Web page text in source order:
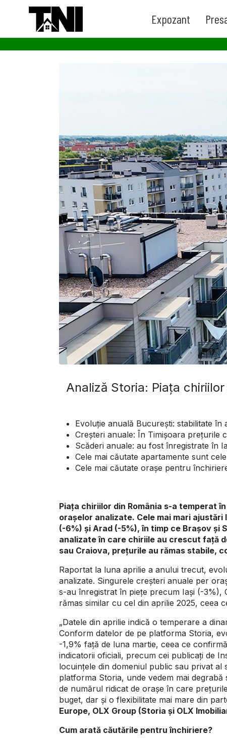
Expozant
Analiză Storia: Piața
Evoluție anuală București: stabilitate
Creșteri anuale: În Timișoara prețurile
Scăderi anuale: au fost înregistrate în
Cele mai căutate apartamente sunt
Cele mai căutate orașe pentru
Piața chiriilor din România s-a temperat
orașelor analizate. Cele mai mari
(-6%) și Arad (-5%), în timp ce Brașov
analizate în care chiriile au crescut față
sau Craiova, prețurile au rămas stabile,
Raportat la luna aprilie a anului trecut,
analizate. Singurele creșteri anuale per
s-au înregistrat în piețe precum Iași (-3%),
rămas similar cu cel din aprilie 2025, ceea
„Datele din aprilie indică o temperare a
Conform datelor de pe platforma Storia,
-1,9% față de luna martie, ceea ce
indicatorii oficiali, precum cei publicați de
locuințele din domeniul public sau privat
platforma Storia, unde vedem mai
de numărul ridicat de orașe în care
buget, dar și o flexibilitate mai mare din
Europe, OLX Group (Storia și OLX
Cum arată căutările pentru închiriere?